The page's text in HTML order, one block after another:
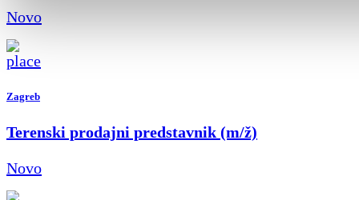
Novo
Zagreb
Terenski prodajni predstavnik (m/ž)
Novo